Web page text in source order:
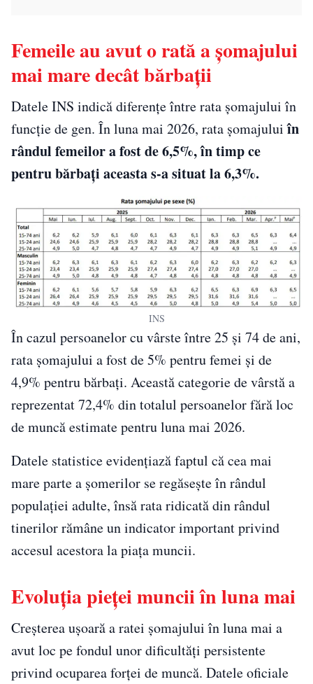
Femeile au avut o rată a șomajului
mai mare decât bărbații
Datele INS indică diferențe între rata șomajului în
funcție de gen. În luna mai 2026, rata șomajuluiîn
rândul femeilor a fost de 6,5%, în timp ce
pentru bărbați aceasta s-a situat la 6,3%.
INS
În cazul persoanelor cu vârste între 25 și 74 de ani,
rata șomajului a fost de 5% pentru femei și de
4,9% pentru bărbați. Această categorie de vârstă a
reprezentat 72,4% din totalul persoanelor fără loc
de muncă estimate pentru luna mai 2026.
Datele statistice evidențiază faptul că cea mai
mare parte a șomerilor se regăsește în rândul
populației adulte, însă rata ridicată din rândul
tinerilor rămâne un indicator important privind
accesul acestora la piața muncii.
Evoluția pieței muncii în luna mai
Creșterea ușoară a ratei șomajului în luna mai a
avut loc pe fondul unor dificultăți persistente
privind ocuparea forței de muncă. Datele oficiale